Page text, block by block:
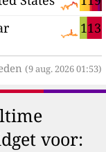
113
(9 aug. 2026 01:53)
voor: